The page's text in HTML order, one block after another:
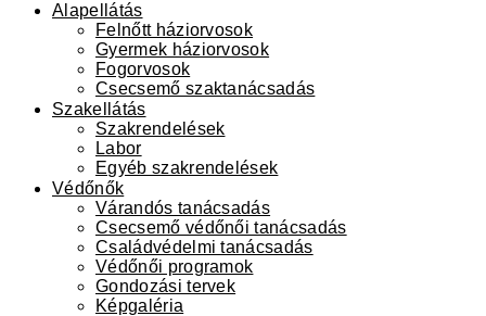
Alapellátás
Felnőtt háziorvosok
Gyermek háziorvosok
Fogorvosok
Csecsemő szaktanácsadás
Szakellátás
Szakrendelések
Labor
Egyéb szakrendelések
Védőnők
Várandós tanácsadás
Csecsemő védőnői tanácsadás
Családvédelmi tanácsadás
Védőnői programok
Gondozási tervek
Képgaléria